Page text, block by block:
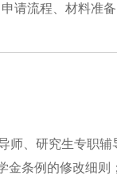
请流程、材料准
、研究生专职
条例的修改细